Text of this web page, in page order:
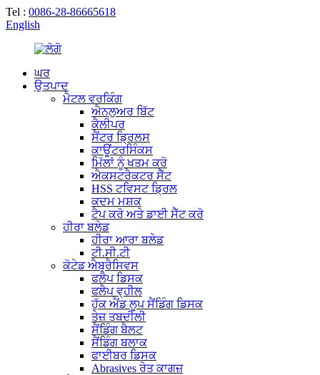
Tel : 0086-28-86665618
English
ਘਰ
ਉਤਪਾਦ
ਮੈਟਲ ਵਰਕਿੰਗ
ਐਨਲੁਅਰ ਬਿੱਟ
ਕੈਲੀਪਰ
ਸੈਂਟਰ ਡ੍ਰਿਲਸ
ਕਾਊਂਟਰਸਿੰਕਸ
ਮਿੱਲਾਂ ਨੂੰ ਖਤਮ ਕਰੋ
ਐਕਸਟਰੈਕਟਰ ਸੈੱਟ
HSS ਟਵਿਸਟ ਡ੍ਰਿਲ
ਕਦਮ ਮਸ਼ਕ
ਟੈਪ ਕਰੋ ਅਤੇ ਡਾਈ ਸੈੱਟ ਕਰੋ
ਹੀਰਾ ਬਲੇਡ
ਹੀਰਾ ਆਰਾ ਬਲੇਡ
ਟੀ.ਸੀ.ਟੀ
ਕੋਟੇਡ ਐਬ੍ਰੈਸਿਵਸ
ਫਲੈਪ ਡਿਸਕ
ਫਲੈਪ ਵ੍ਹੀਲ
ਹੁੱਕ ਐਂਡ ਲੂਪ ਸੈਂਡਿੰਗ ਡਿਸਕ
ਤੇਜ਼ ਤਬਦੀਲੀ
ਸੈਂਡਿੰਗ ਬੈਲਟ
ਸੈਂਡਿੰਗ ਬਲਾਕ
ਫਾਈਬਰ ਡਿਸਕ
Abrasives ਰੇਤ ਕਾਗਜ਼